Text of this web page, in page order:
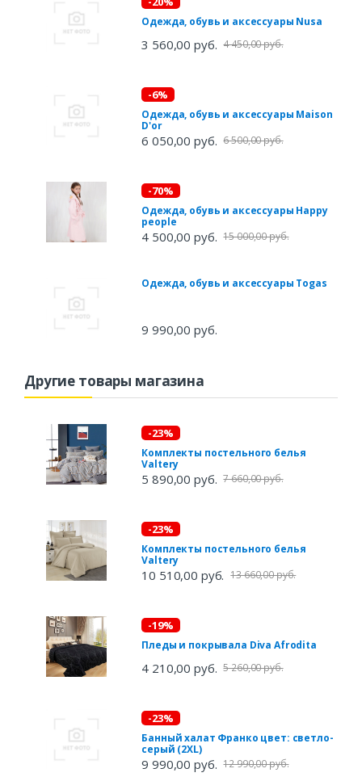
Одежда, обувь и аксессуары Nusa
3 560,00 руб. 4 450,00 руб.
-6%
Одежда, обувь и аксессуары Maison
D'or
6 050,00 руб. 6 500,00 руб.
-70%
Одежда, обувь и аксессуары Happy
people
4 500,00 руб. 15 000,00 руб.
Одежда, обувь и аксессуары Togas
9 990,00 руб.
Другие товары магазина
-23%
Комплекты постельного белья
Valtery
5 890,00 руб. 7 660,00 руб.
-23%
Комплекты постельного белья
Valtery
10 510,00 руб. 13 660,00 руб.
-19%
Пледы и покрывала Diva Afrodita
4 210,00 руб. 5 260,00 руб.
-23%
Банный халат Франко цвет: светло-
серый (2XL)
9 990,00 руб. 12 990,00 руб.